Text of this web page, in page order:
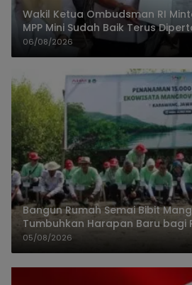
Wakil Ketua Ombudsman RI
MPP Mini Sudah Baik Terus
06/08/2026
Bangun Rumah Semai Bibit
Tumbuhkan Harapan Baru bagi
05/08/2026